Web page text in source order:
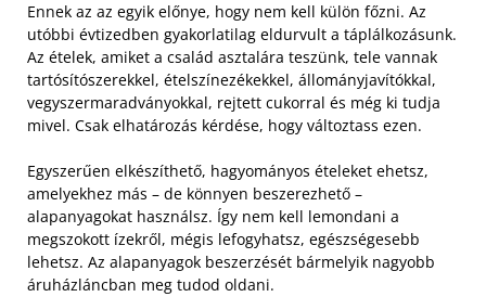
Ennek az az egyik előnye, hogy nem kell külön főzni. Az
utóbbi évtizedben gyakorlatilag eldurvult a táplálkozásunk.
Az ételek, amiket a család asztalára teszünk, tele vannak
tartósítószerekkel, ételszínezékekkel, állományjavítókkal,
vegyszermaradványokkal, rejtett cukorral és még ki tudja
mivel. Csak elhatározás kérdése, hogy változtass ezen.
Egyszerűen elkészíthető, hagyományos ételeket ehetsz,
amelyekhez más – de könnyen beszerezhető –
alapanyagokat használsz. Így nem kell lemondani a
megszokott ízekről, mégis lefogyhatsz, egészségesebb
lehetsz. Az alapanyagok beszerzését bármelyik nagyobb
áruházláncban meg tudod oldani.